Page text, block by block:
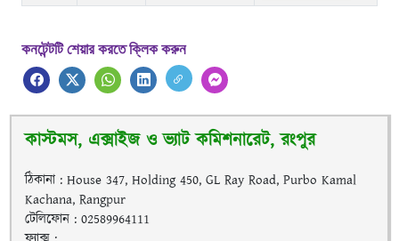
কনটেন্টটি শেয়ার করতে ক্লিক করুন
কাস্টমস, এক্সাইজ ও ভ্যাট কমিশনারেট, রংপুর
ঠিকানা : House 347, Holding 450, GL Ray Road, Purbo Kamal
Kachana, Rangpur
টেলিফোন : 02589964111